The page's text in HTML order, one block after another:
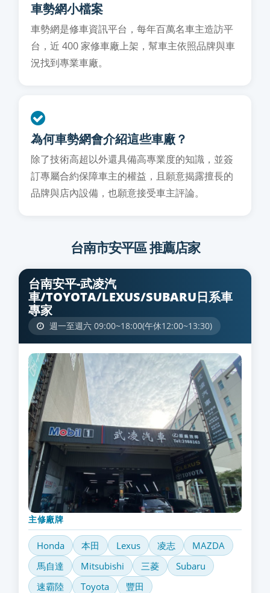
車勢網小檔案
車勢網是修車資訊平台，每年百萬名車主造訪平
台，近 400 家修車廠上架，幫車主依照品牌與車
況找到專業車廠。
為何車勢網會介紹這些車廠？
除了技術高超以外還具備高專業度的知識，並簽
訂專屬合約保障車主的權益，且願意揭露擅長的
品牌與店內設備，也願意接受車主評論。
台南市安平區 推薦店家
台南安平-武凌汽
車/TOYOTA/LEXUS/SUBARU日系車
專家
週一至週六 09:00~18:00(午休12:00~13:30)
主修廠牌
Honda 本田 Lexus 凌志
MAZDA
馬自達
Mitsubishi 三菱
Subaru
速霸陸
Toyota 豐田